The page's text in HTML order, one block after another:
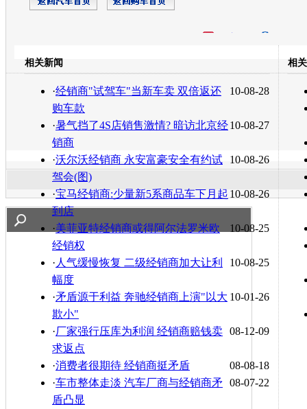
转发至：
相关新闻
10-08-28
·经销商"试驾车"当新车卖 双倍返还
购车款
10-08-27
·暑气挡了4S店销售激情? 暗访北京经
销商
10-08-26
·沃尔沃经销商 永安富豪安全有约试
驾会(图)
10-08-26
·宝马经销商:少量新5系商品车下月起
到店
10-08-25
·美菲亚特经销商或得阿尔法罗米欧
经销权
10-08-25
· 人气缓慢恢复 二级经销商加大让利
幅度
10-01-26
·矛盾源于利益 奔驰经销商上演"以大
欺小"
08-12-09
·厂家强行压库为利润 经销商赔钱卖
求返点
08-08-18
·消费者很期待 经销商挺矛盾
08-07-22
·车市整体走淡 汽车厂商与经销商矛
盾凸显
相